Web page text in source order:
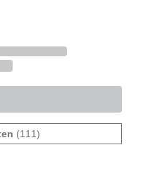
(111)